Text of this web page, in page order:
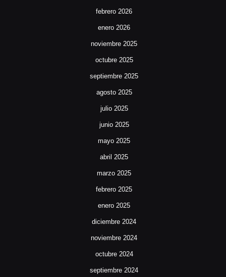
febrero 2026
enero 2026
noviembre 2025
octubre 2025
septiembre 2025
agosto 2025
julio 2025
junio 2025
mayo 2025
abril 2025
marzo 2025
febrero 2025
enero 2025
diciembre 2024
noviembre 2024
octubre 2024
septiembre 2024